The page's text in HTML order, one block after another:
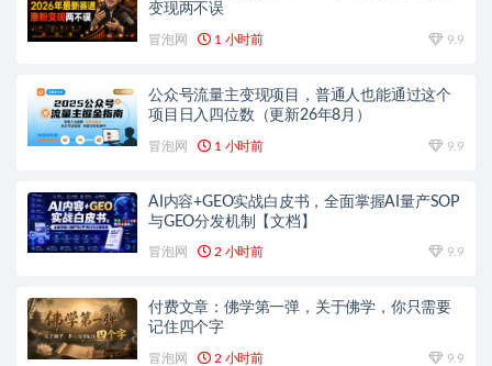
变现两不误
冒泡网 1 小时前 9.9
公众号流量主变现项目，普通人也能通过这个
项目日入四位数（更新26年8月）
冒泡网 1 小时前 9.9
AI内容+GEO实战白皮书，全面掌握AI量产SOP
与GEO分发机制【文档】
冒泡网 2 小时前 9.9
付费文章：佛学第一弹，关于佛学，你只需要
记住四个字
冒泡网 2 小时前 9.9